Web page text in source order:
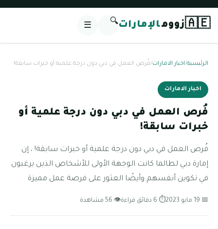
🇦🇪زوومالإمارات🔍
☰
الرئيسية/اخبار الامارات/فُرص العمل في دبي دون درجة علمية أو خبرات سابقة!
اخبار الامارات
فُرص العمل في دبي دون درجة علمية أو
خبرات سابقة!
فُرص العمل في دبي دون درجة علمية أو خبرات سابقة! ، إن
إمارة دبي لطالما كانت الوجهة الأولى للأشخاص الذين يرغبون
في تكوين أنفسهم وأيضًا العثور على فرصة عمل مميزة
📅 19 مايو 2023 ⏱ 6 دقائق قراءة 👁 56 مشاهدة